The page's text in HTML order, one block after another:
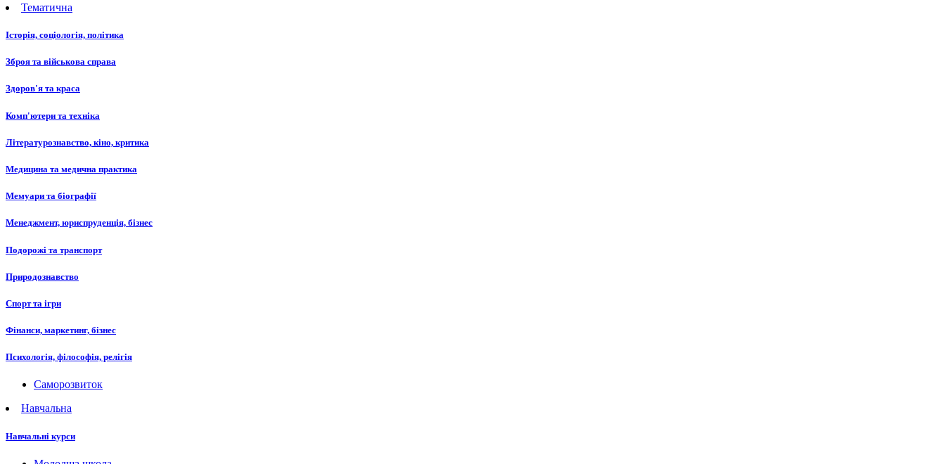
Тематична
Історія, соціологія, політика
Зброя та військова справа
Здоров'я та краса
Комп'ютери та техніка
Літературознавство, кіно, критика
Медицина та медична практика
Мемуари та біографії
Менеджмент, юриспруденція, бізнес
Подорожі та транспорт
Природознавство
Спорт та ігри
Фінанси, маркетинг, бізнес
Психологія, філософія, релігія
Саморозвиток
Навчальна
Навчальні курси